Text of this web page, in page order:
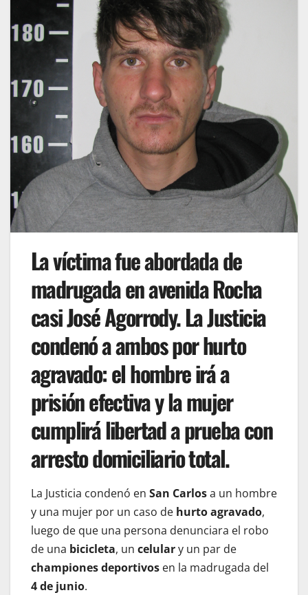
La víctima fue abordada de
madrugada en avenida Rocha
casi José Agorrody. La Justicia
condenó a ambos por hurto
agravado: el hombre irá a
prisión efectiva y la mujer
cumplirá libertad a prueba con
arresto domiciliario total.
La Justicia condenó en San Carlosa un hombre
y una mujer por un caso de hurto agravado,
luego de que una persona denunciara el robo
de una bicicleta, un celulary un par de
championes deportivos en la madrugada del
4 de junio.